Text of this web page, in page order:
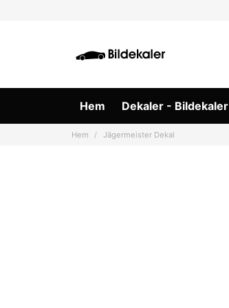
Hem Dekaler - Bildekaler
Hem Jägermeister Dekal